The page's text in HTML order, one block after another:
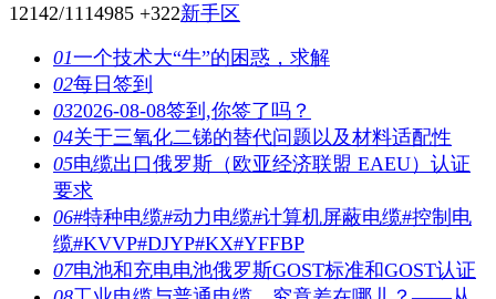
12142/1114985 +322新手区
01一个技术大“牛”的困惑，求解
02每日签到
032026-08-08签到,你签了吗？
04关于三氧化二锑的替代问题以及材料适配性
05电缆出口俄罗斯（欧亚经济联盟 EAEU）认证
要求
06#特种电缆#动力电缆#计算机屏蔽电缆#控制电
缆#KVVP#DJYP#KX#YFFBP
07电池和充电电池俄罗斯GOST标准和GOST认证